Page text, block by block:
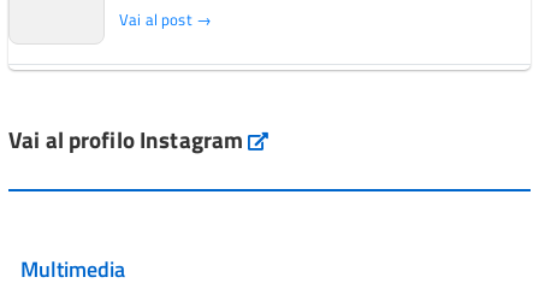
Vai al post →
Vai al post →
Vai al profilo Instagram Instagram
Multimedia